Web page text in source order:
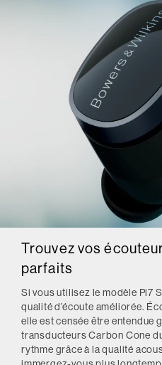
Trouvez vos
parfaits
Si vous utilisez le modèle Pi7
qualité d’écoute améliorée.
elle est censée être entendue
transducteurs Carbon Cone
rythme grâce à la qualité